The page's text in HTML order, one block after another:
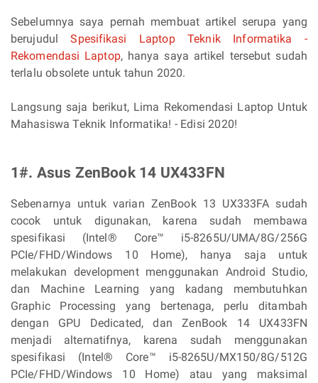
Sebelumnya saya pernah membuat artikel serupa yang
berujudulSpesifikasi Laptop Teknik Informatika -
Rekomendasi Laptop, hanya saya artikel tersebut sudah
terlalu obsolete untuk tahun 2020.
Langsung saja berikut, Lima Rekomendasi Laptop Untuk
Mahasiswa Teknik Informatika! - Edisi 2020!
1#. Asus ZenBook 14 UX433FN
Sebenarnya untuk varian ZenBook 13 UX333FA sudah
cocok untuk digunakan, karena sudah membawa
spesifikasi (Intel® Core™ i5-8265U/UMA/8G/256G
PCIe/FHD/Windows 10 Home), hanya saja untuk
melakukan development menggunakan Android Studio,
dan Machine Learning yang kadang membutuhkan
Graphic Processing yang bertenaga, perlu ditambah
dengan GPU Dedicated, dan ZenBook 14 UX433FN
menjadi alternatifnya, karena sudah menggunakan
spesifikasi (Intel® Core™ i5-8265U/MX150/8G/512G
PCIe/FHD/Windows 10 Home) atau yang maksimal